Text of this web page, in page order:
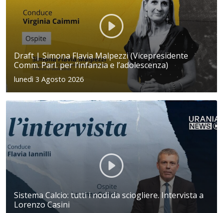
Draft | Simona Flavia Malpezzi (Vicepresidente
Comm. Parl. per l’infanzia e l’adolescenza)
lunedì 3 Agosto 2026
Sistema Calcio: tutti i nodi da sciogliere. Intervista a
Lorenzo Casini